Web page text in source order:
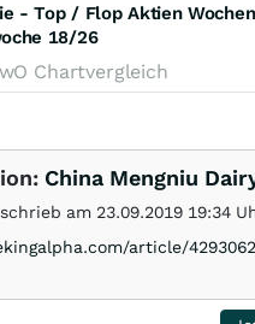
- Top / Flop Aktien
18/26
wO Chartvergleich
China Mengniu
schrieb am 23.09.2019 19:34
article/